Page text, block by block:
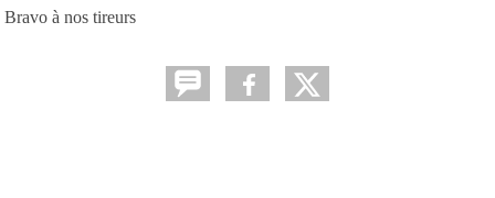
Bravo à nos tireurs